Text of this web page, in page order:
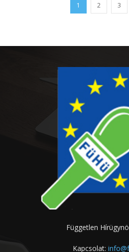
1 2 3
Független
Kapcsolat: